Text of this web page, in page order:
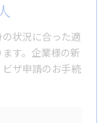
状況に合った適
す。企業様の新
ザ申請のお手続